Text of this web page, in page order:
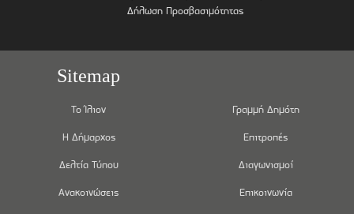
Δήλωση Προσβασιμότητας
Sitemap
Το Ίλιον
Η Δήμαρχος
Δελτία Τύπου
Ανακοινώσεις
Γραμμή Δημότη
Επιτροπές
Διαγωνισμοί
Επικοινωνία